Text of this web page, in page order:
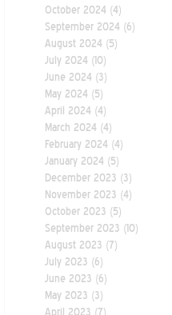
October 2024 (4)
September 2024 (6)
August 2024 (5)
July 2024 (10)
June 2024 (3)
May 2024 (5)
April 2024 (4)
March 2024 (4)
February 2024 (4)
January 2024 (5)
December 2023 (3)
November 2023 (4)
October 2023 (5)
September 2023 (10)
August 2023 (7)
July 2023 (6)
June 2023 (6)
May 2023 (3)
April 2023 (7)